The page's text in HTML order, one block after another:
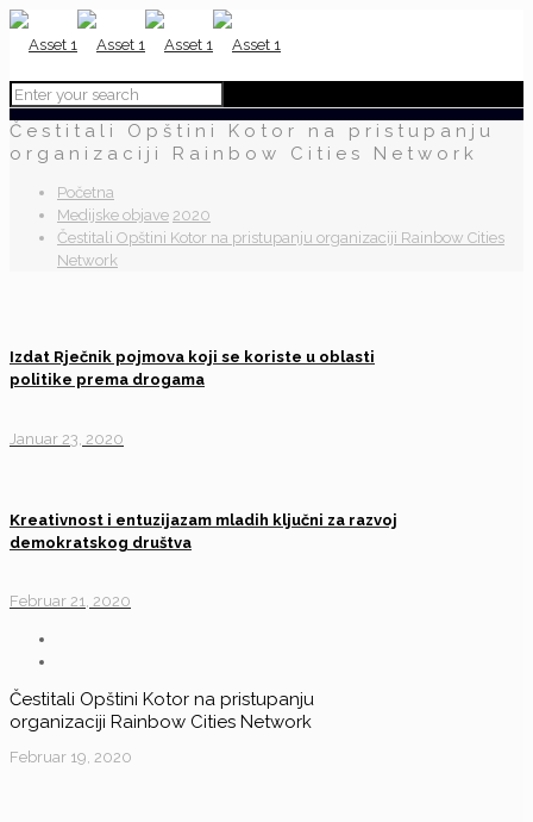
Čestitali Opštini Kotor na pristupanju
organizaciji Rainbow Cities Network
Početna
Medijske objave 2020
Čestitali Opštini Kotor na pristupanju organizaciji Rainbow Cities
Network
Izdat Rječnik pojmova koji se koriste u oblasti
politike prema drogama
Januar 23, 2020
Kreativnost i entuzijazam mladih ključni za razvoj
demokratskog društva
Februar 21, 2020
Čestitali Opštini Kotor na pristupanju
organizaciji Rainbow Cities Network
Februar 19, 2020